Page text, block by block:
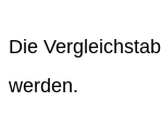
Die
werden.